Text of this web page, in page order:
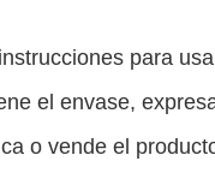
para
el envase,
o vende el